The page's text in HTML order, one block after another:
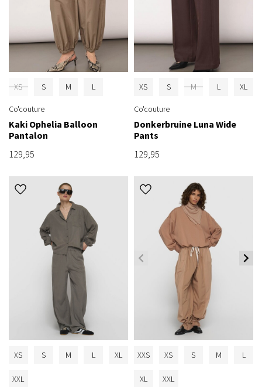
XS S M L
Co'couture
Kaki Ophelia Balloon
Pantalon
129,95
XS S M L XL
Co'couture
Donkerbruine Luna Wide
Pants
129,95
XS S M L XL
XXL
XXS XS S M L
XL XXL